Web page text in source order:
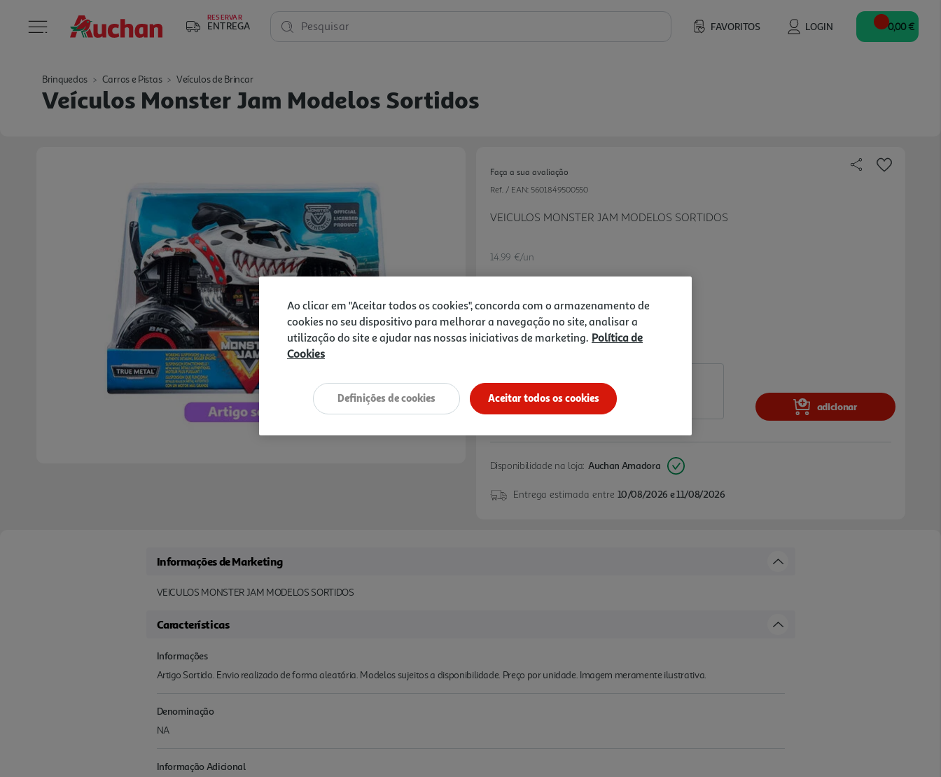
RESERVAR
ENTREGA FAVORITOS LOGIN
Pesquisar 0,00 €
Brinquedos Carros e Pistas Veículos de Brincar
Veículos Monster Jam Modelos Sortidos
Faça a sua avaliação
Ref. / EAN: 5601849500550
VEICULOS MONSTER JAM MODELOS SORTIDOS
14.99 €/un
14,99 €
adicionar
Disponibilidade na loja: Auchan Amadora
Entrega estimada entre 10/08/2026 e 11/08/2026
Informações de Marketing
VEICULOS MONSTER JAM MODELOS SORTIDOS
Características
Informações
Artigo Sortido. Envio realizado de forma aleatória. Modelos sujeitos a disponibilidade. Preço por unidade. Imagem meramente ilustrativa.
Denominação
NA
Informação Adicional
Ao clicar em "Aceitar todos os cookies", concorda com o armazenamento de
cookies no seu dispositivo para melhorar a navegação no site, analisar a
utilização do site e ajudar nas nossas iniciativas de marketing. Política de
Cookies
Aceitar todos os cookies
Definições de cookies